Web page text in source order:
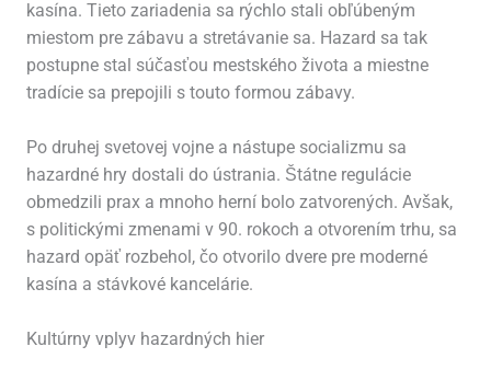
kasína. Tieto zariadenia sa rýchlo stali obľúbeným
miestom pre zábavu a stretávanie sa. Hazard sa tak
postupne stal súčasťou mestského života a miestne
tradície sa prepojili s touto formou zábavy.
Po druhej svetovej vojne a nástupe socializmu sa
hazardné hry dostali do ústrania. Štátne regulácie
obmedzili prax a mnoho herní bolo zatvorených. Avšak,
s politickými zmenami v 90. rokoch a otvorením trhu, sa
hazard opäť rozbehol, čo otvorilo dvere pre moderné
kasína a stávkové kancelárie.
Kultúrny vplyv hazardných hier